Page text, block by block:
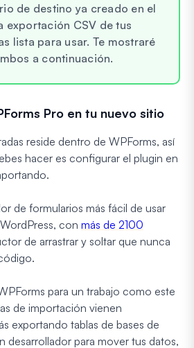
de destino ya creado en el
exportación CSV de tus
lista para usar. Te mostraré
a continuación.
Pro en tu nuevo sitio
reside dentro de WPForms, así
hacer es configurar el plugin en
de formularios más fácil de usar
con más de 2100
de arrastrar y soltar que nunca
para un trabajo como este
de importación vienen
exportando tablas de bases de
desarrollador para mover tus datos,